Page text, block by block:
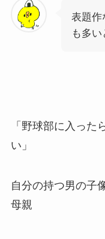
表題作
も多
「野球部に入った
い」
自分の持つ男の子
母親